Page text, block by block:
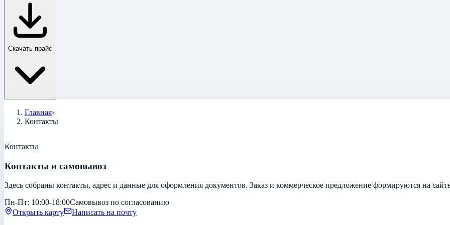
Скачать прайс
Главная›
Контакты
Контакты
Контакты и самовывоз
Здесь собраны контакты, адрес и данные для оформления документов. Заказ и коммерческое предложение формируются на
Пн-Пт: 10:00-18:00Самовывоз по согласованию
Открыть карту
Написать на почту